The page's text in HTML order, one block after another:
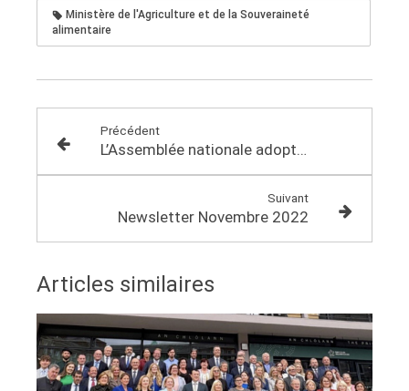
Ministère de l'Agriculture et de la Souveraineté
alimentaire
Précédent
L’Assemblée nationale adopte la LOPMI : une réponse claire aux défis sécuritaires de notre société
Suivant
Newsletter Novembre 2022
Articles similaires